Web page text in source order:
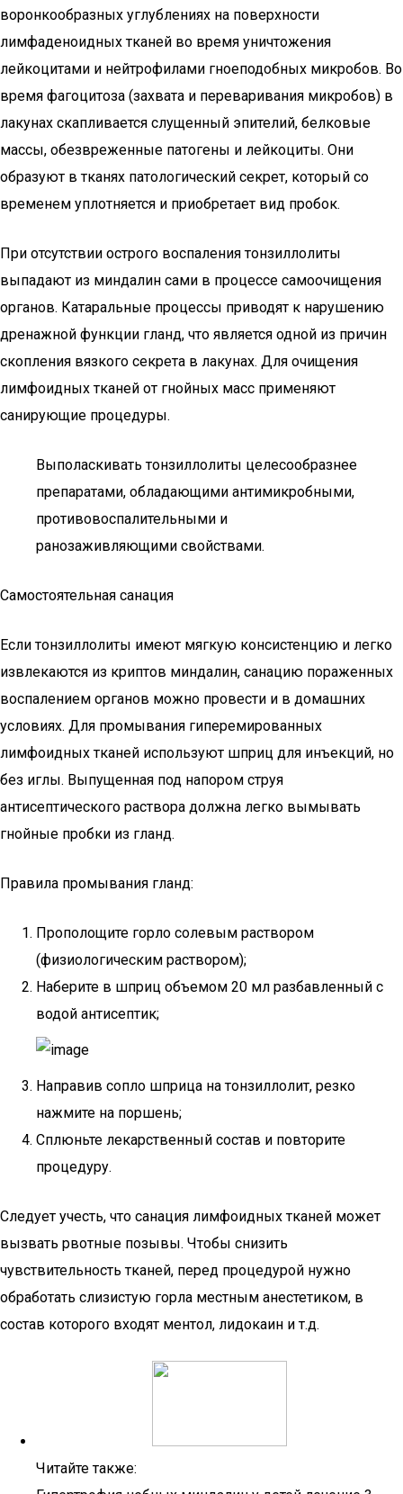
воронкообразных углублениях на поверхности
лимфаденоидных тканей во время уничтожения
лейкоцитами и нейтрофилами гноеподобных микробов. Во
время фагоцитоза (захвата и переваривания микробов) в
лакунах скапливается слущенный эпителий, белковые
массы, обезвреженные патогены и лейкоциты. Они
образуют в тканях патологический секрет, который со
временем уплотняется и приобретает вид пробок.
При отсутствии острого воспаления тонзиллолиты
выпадают из миндалин сами в процессе самоочищения
органов. Катаральные процессы приводят к нарушению
дренажной функции гланд, что является одной из причин
скопления вязкого секрета в лакунах. Для очищения
лимфоидных тканей от гнойных масс применяют
санирующие процедуры.
Выполаскивать тонзиллолиты целесообразнее
препаратами, обладающими антимикробными,
противовоспалительными и
ранозаживляющими свойствами.
Самостоятельная санация
Если тонзиллолиты имеют мягкую консистенцию и легко
извлекаются из криптов миндалин, санацию пораженных
воспалением органов можно провести и в домашних
условиях. Для промывания гиперемированных
лимфоидных тканей используют шприц для инъекций, но
без иглы. Выпущенная под напором струя
антисептического раствора должна легко вымывать
гнойные пробки из гланд.
Правила промывания гланд:
Прополощите горло солевым раствором
(физиологическим раствором);
Наберите в шприц объемом 20 мл разбавленный с
водой антисептик;
Направив сопло шприца на тонзиллолит, резко
нажмите на поршень;
Сплюньте лекарственный состав и повторите
процедуру.
Следует учесть, что санация лимфоидных тканей может
вызвать рвотные позывы. Чтобы снизить
чувствительность тканей, перед процедурой нужно
обработать слизистую горла местным анестетиком, в
состав которого входят ментол, лидокаин и т.д.
Читайте также: